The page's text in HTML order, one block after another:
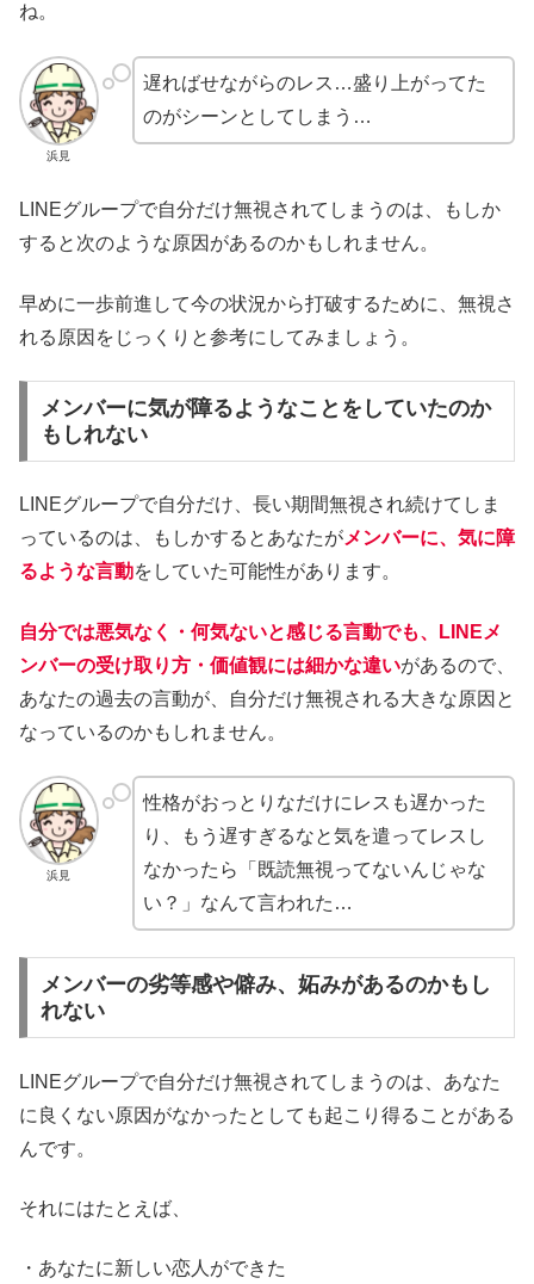
ね。
浜見
遅ればせながらのレス…盛り上がってた
のがシーンとしてしまう…
LINEグループで自分だけ無視されてしまうのは、もしか
すると次のような原因があるのかもしれません。
早めに一歩前進して今の状況から打破するために、無視さ
れる原因をじっくりと参考にしてみましょう。
メンバーに気が障るようなことをしていたのか
もしれない
LINEグループで自分だけ、長い期間無視され続けてしま
っているのは、もしかするとあなたがメンバーに、気に障
るような言動をしていた可能性があります。
自分では悪気なく・何気ないと感じる言動でも、
LINEメ
ンバーの受け取り方・価値観には細かな違いがあるので、
あなたの過去の言動が、自分だけ無視される大きな原因と
なっているのかもしれません。
浜見
性格がおっとりなだけにレスも遅かった
り、もう遅すぎるなと気を遣ってレスし
なかったら「既読無視ってないんじゃな
い？」なんて言われた…
メンバーの劣等感や僻み、妬みがあるのかもし
れない
LINEグループで自分だけ無視されてしまうのは、あなた
に良くない原因がなかったとしても起こり得ることがある
んです。
それにはたとえば、
・あなたに新しい恋人ができた